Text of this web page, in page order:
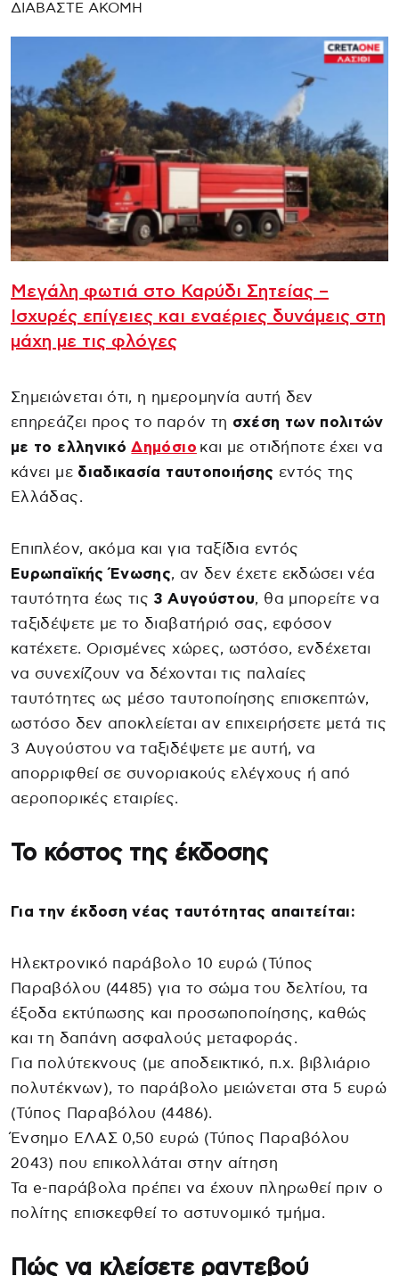
ΔΙΑΒΑΣΤΕ ΑΚΟΜΗ
Μεγάλη φωτιά στο Καρύδι Σητείας –
Ισχυρές επίγειες και εναέριες δυνάμεις στη
μάχη με τις φλόγες
Σημειώνεται ότι, η ημερομηνία αυτή δεν
επηρεάζει προς το παρόν τη σχέση των πολιτών
με το ελληνικόΔημόσιο και με οτιδήποτε έχει να
κάνει με διαδικασία ταυτοποιήσης εντός της
Ελλάδας.
Επιπλέον, ακόμα και για ταξίδια εντός
Ευρωπαϊκής Ένωσης, αν δεν έχετε εκδώσει νέα
ταυτότητα έως τις 3 Αυγούστου, θα μπορείτε να
ταξιδέψετε με το διαβατήριό σας, εφόσον
κατέχετε. Ορισμένες χώρες, ωστόσο, ενδέχεται
να συνεχίζουν να δέχονται τις παλαίες
ταυτότητες ως μέσο ταυτοποίησης επισκεπτών,
ωστόσο δεν αποκλείεται αν επιχειρήσετε μετά τις
3 Αυγούστου να ταξιδέψετε με αυτή, να
απορριφθεί σε συνοριακούς ελέγχους ή από
αεροπορικές εταιρίες.
Το κόστος της έκδοσης
Για την έκδοση νέας ταυτότητας απαιτείται:
Ηλεκτρονικό παράβολο 10 ευρώ (Τύπος
Παραβόλου (4485) για το σώμα του δελτίου, τα
έξοδα εκτύπωσης και προσωποποίησης, καθώς
και τη δαπάνη ασφαλούς μεταφοράς.
Για πολύτεκνους (με αποδεικτικό, π.χ. βιβλιάριο
πολυτέκνων), το παράβολο μειώνεται στα 5 ευρώ
(Τύπος Παραβόλου (4486).
Ένσημο ΕΛΑΣ 0,50 ευρώ (Τύπος Παραβόλου
2043) που επικολλάται στην αίτηση
Τα e-παράβολα πρέπει να έχουν πληρωθεί πριν ο
πολίτης επισκεφθεί το αστυνομικό τμήμα.
Πώς να κλείσετε ραντεβού